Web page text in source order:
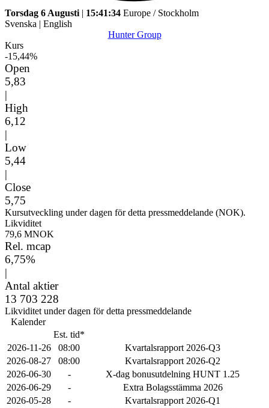
Torsdag 6 Augusti | 15:41:34 Europe / Stockholm
Svenska | English
Hunter Group
Kurs
-15,44%
Open
5,83
|
High
6,12
|
Low
5,44
|
Close
5,75
Kursutveckling under dagen för detta pressmeddelande (NOK).
Likviditet
79,6 MNOK
Rel. mcap
6,75%
|
Antal aktier
13 703 228
Likviditet under dagen för detta pressmeddelande
Kalender
Est. tid*
2026-11-26
08:00
Kvartalsrapport 2026-Q3
2026-08-27
08:00
Kvartalsrapport 2026-Q2
2026-06-30
-
X-dag bonusutdelning HUNT 1.25
2026-06-29
-
Extra Bolagsstämma 2026
2026-05-28
-
Kvartalsrapport 2026-Q1